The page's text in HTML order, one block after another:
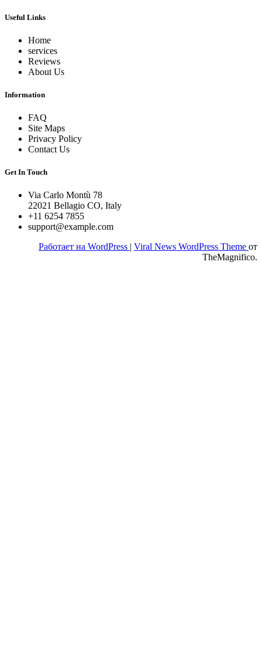
Useful Links
Home
services
Reviews
About Us
Information
FAQ
Site Maps
Privacy Policy
Contact Us
Get In Touch
Via Carlo Montù 78
22021 Bellagio CO, Italy
+11 6254 7855
support@example.com
Работает на WordPress | Viral News WordPress Theme от
TheMagnifico.